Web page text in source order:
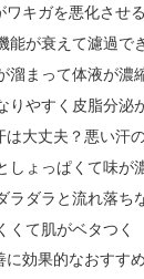
ワキガを悪化させ
能が衰えて濾過で
溜まって体液が濃
りやすく皮脂分泌
は大丈夫？悪い汗
しょっぱくて味が
ラダラと流れ落ち
くて肌がベタつく
に効果的なおすす